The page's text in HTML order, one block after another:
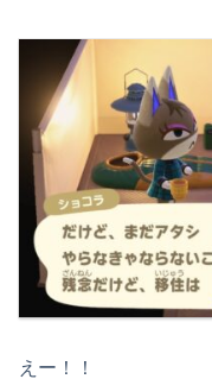
えー！！